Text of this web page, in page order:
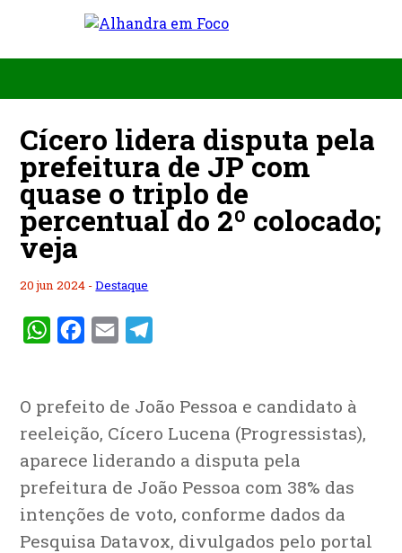
Cícero lidera disputa pela
prefeitura de JP com
quase o triplo de
percentual do 2º colocado;
veja
20 jun 2024 -Destaque
WhatsAppFacebook
Email
O prefeito de João Pessoa e candidato à
reeleição, Cícero Lucena (Progressistas),
aparece liderando a disputa pela
prefeitura de João Pessoa com 38% das
intenções de voto, conforme dados da
Pesquisa Datavox, divulgados pelo portal